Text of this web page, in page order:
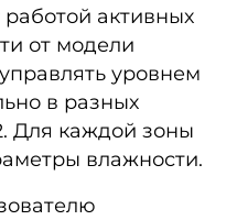
работой активных
от модели
уровнем
в разных
Для каждой зоны
влажности.